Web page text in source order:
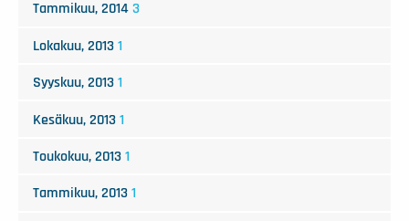
Tammikuu, 2014 3
Lokakuu, 2013 1
Syyskuu, 2013 1
Kesäkuu, 2013 1
Toukokuu, 2013 1
Tammikuu, 2013 1